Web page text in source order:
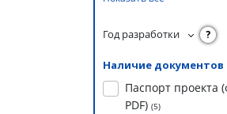
Год разработки ?
Наличие документов
Паспорт проекта
PDF) (5)